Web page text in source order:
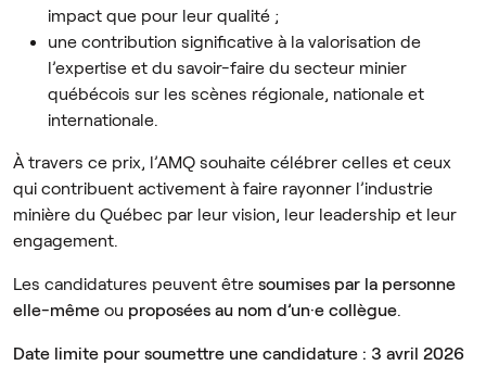
impact que pour leur qualité ;
une contribution significative à la valorisation de
l’expertise et du savoir-faire du secteur minier
québécois sur les scènes régionale, nationale et
internationale.
À travers ce prix, l’AMQ souhaite célébrer celles et ceux
qui contribuent activement à faire rayonner l’industrie
minière du Québec par leur vision, leur leadership et leur
engagement.
Les candidatures peuvent être soumises par la personne
elle-même ou proposées au nom d’un·e collègue.
Date limite pour soumettre une candidature : 3 avril 2026